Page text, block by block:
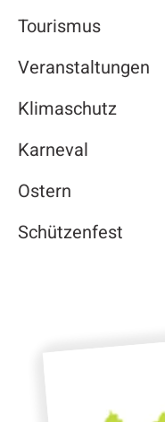
Tourismus
Veranstaltungen
Klimaschutz
Karneval
Ostern
Schützenfest